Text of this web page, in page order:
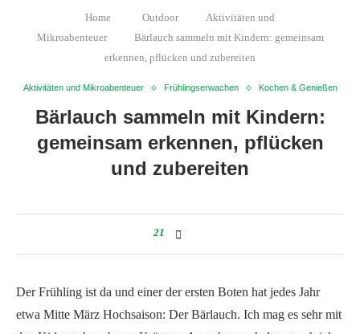
Home Outdoor
Aktivitäten und
Mikroabenteuer
Bärlauch sammeln mit Kindern: gemeinsam
erkennen, pflücken und zubereiten
Aktivitäten und Mikroabenteuer Frühlingserwachen Kochen & Genießen
Bärlauch sammeln mit Kindern:
gemeinsam erkennen, pflücken
und zubereiten
21
Der Frühling ist da und einer der ersten Boten hat jedes Jahr
etwa Mitte März Hochsaison: Der Bärlauch. Ich mag es sehr mit